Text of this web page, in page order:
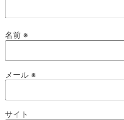
名前 ※
メール ※
サイト